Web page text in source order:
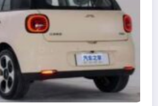
TURISMO POLÍTCA
ESPORTES
PETS
ENTRETENIMENTO
WordPressTema 2026 | Powered By SpiceThemes